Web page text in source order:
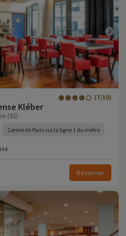
Kléber
(7/10)
(92)
Centre de Paris via la ligne 1 du métro
Réserver